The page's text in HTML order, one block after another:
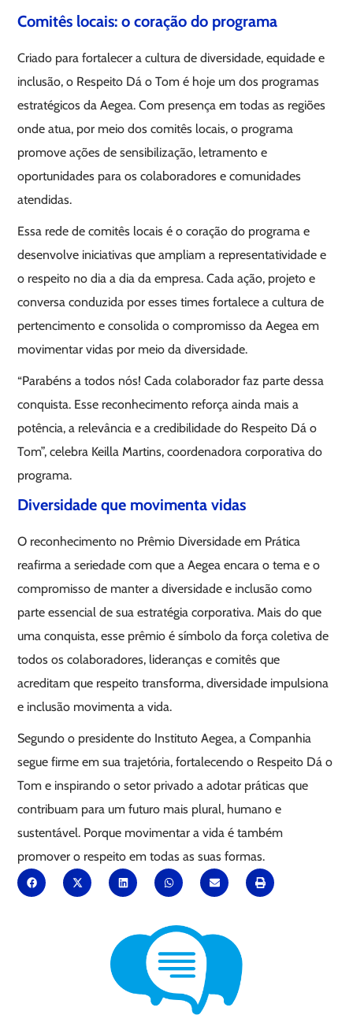
Comitês locais: o coração do programa
Criado para fortalecer a cultura de diversidade, equidade e
inclusão, o Respeito Dá o Tom é hoje um dos programas
estratégicos da Aegea. Com presença em todas as regiões
onde atua, por meio dos comitês locais, o programa
promove ações de sensibilização, letramento e
oportunidades para os colaboradores e comunidades
atendidas.
Essa rede de comitês locais é o coração do programa e
desenvolve iniciativas que ampliam a representatividade e
o respeito no dia a dia da empresa. Cada ação, projeto e
conversa conduzida por esses times fortalece a cultura de
pertencimento e consolida o compromisso da Aegea em
movimentar vidas por meio da diversidade.
“Parabéns a todos nós! Cada colaborador faz parte dessa
conquista. Esse reconhecimento reforça ainda mais a
potência, a relevância e a credibilidade do Respeito Dá o
Tom”, celebra Keilla Martins, coordenadora corporativa do
programa.
Diversidade que movimenta vidas
O reconhecimento no Prêmio Diversidade em Prática
reafirma a seriedade com que a Aegea encara o tema e o
compromisso de manter a diversidade e inclusão como
parte essencial de sua estratégia corporativa. Mais do que
uma conquista, esse prêmio é símbolo da força coletiva de
todos os colaboradores, lideranças e comitês que
acreditam que respeito transforma, diversidade impulsiona
e inclusão movimenta a vida.
Segundo o presidente do Instituto Aegea, a Companhia
segue firme em sua trajetória, fortalecendo o Respeito Dá o
Tom e inspirando o setor privado a adotar práticas que
contribuam para um futuro mais plural, humano e
sustentável. Porque movimentar a vida é também
promover o respeito em todas as suas formas.